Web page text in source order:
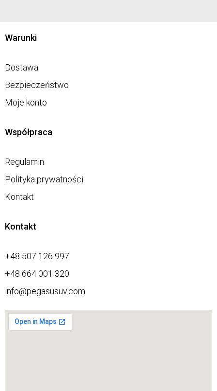
Warunki
Dostawa
Bezpieczeństwo
Moje konto
Współpraca
Regulamin
Polityka prywatności
Kontakt
Kontakt
+48 507 126 997
+48 664 001 320
info@pegasusuv.com